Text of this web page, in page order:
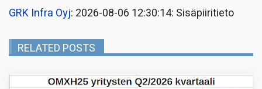
GRK Infra Oyj: 2026-08-06 12:30:14: Sisäpiiritieto
RELATED POSTS